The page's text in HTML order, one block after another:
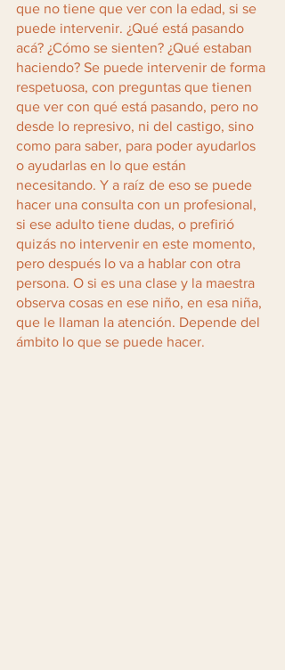
que no tiene que ver con la edad, si se
puede intervenir. ¿Qué está pasando
acá? ¿Cómo se sienten? ¿Qué estaban
haciendo? Se puede intervenir de forma
respetuosa, con preguntas que tienen
que ver con qué está pasando, pero no
desde lo represivo, ni del castigo, sino
como para saber, para poder ayudarlos
o ayudarlas en lo que están
necesitando. Y a raíz de eso se puede
hacer una consulta con un profesional,
si ese adulto tiene dudas, o prefirió
quizás no intervenir en este momento,
pero después lo va a hablar con otra
persona. O si es una clase y la maestra
observa cosas en ese niño, en esa niña,
que le llaman la atención. Depende del
ámbito lo que se puede hacer.